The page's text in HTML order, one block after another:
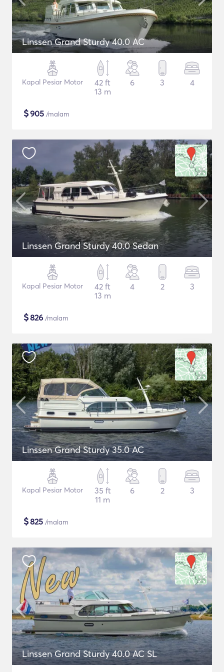
Linssen Grand Sturdy 40.0 AC
Kapal Pesiar Motor
42 ft
13 m
6 3 4
$905 /malam
Linssen Grand Sturdy 40.0 Sedan
Kapal Pesiar Motor
42 ft
13 m
4 2 3
$826 /malam
Linssen Grand Sturdy 35.0 AC
Kapal Pesiar Motor
35 ft
11 m
6 2 3
$825 /malam
Linssen Grand Sturdy 40.0 AC SL